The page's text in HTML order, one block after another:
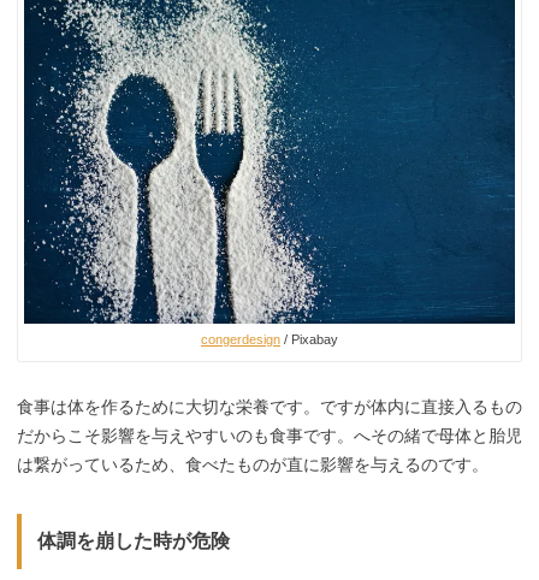
congerdesign / Pixabay
食事は体を作るために大切な栄養です。ですが体内に直接入るもの
だからこそ影響を与えやすいのも食事です。へその緒で母体と胎児
は繋がっているため、食べたものが直に影響を与えるのです。
体調を崩した時が危険